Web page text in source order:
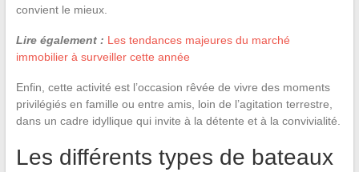
convient le mieux.
Lire également : Les tendances majeures du marché
immobilier à surveiller cette année
Enfin, cette activité est l’occasion rêvée de vivre des moments
privilégiés en famille ou entre amis, loin de l’agitation terrestre,
dans un cadre idyllique qui invite à la détente et à la convivialité.
Les différents types de bateaux